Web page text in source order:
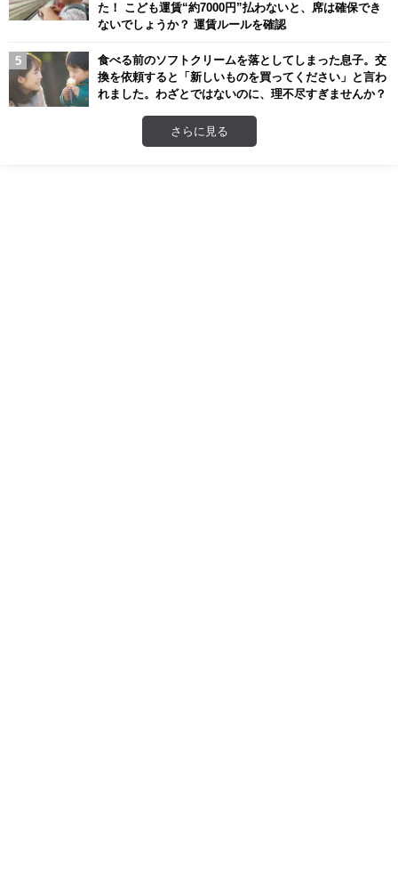
た！ こども運賃“約7000円”払わないと、席は確保でき
ないでしょうか？ 運賃ルールを確認
食べる前のソフトクリームを落としてしまった息子。交
換を依頼すると「新しいものを買ってください」と言わ
れました。わざとではないのに、理不尽すぎませんか？
さらに見る